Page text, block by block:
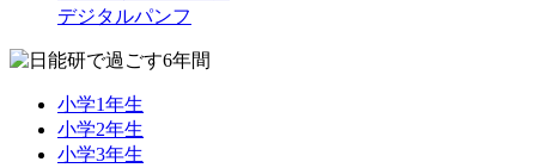
デジタルパンフ
小学1年生
小学2年生
小学3年生